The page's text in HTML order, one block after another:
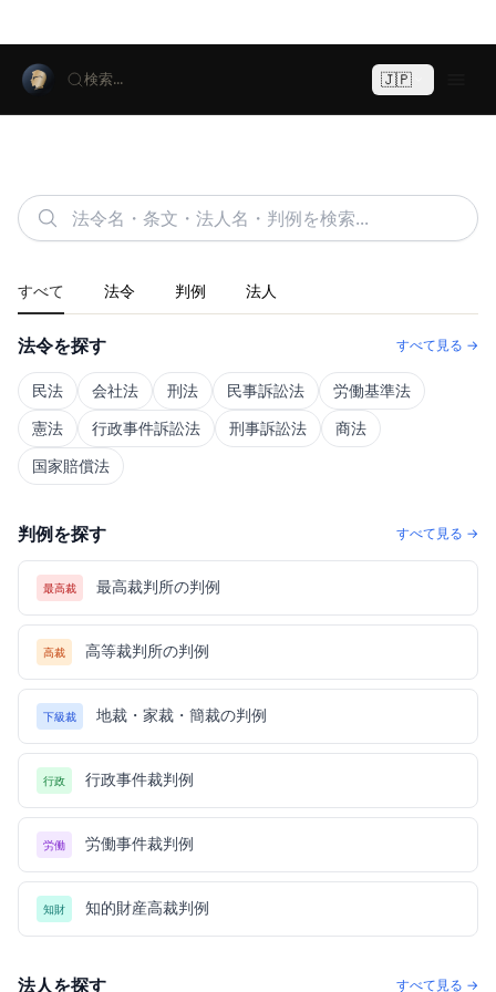
検索... 🇯🇵
すべて 法令 判例 法人
法令を探す すべて見る →
民法 会社法 刑法 民事訴訟法
労働基準法
憲法
行政事件訴訟法 刑事訴訟法
商法
国家賠償法
判例を探す すべて見る →
最高裁 最高裁判所の判例
高裁 高等裁判所の判例
下級裁 地裁・家裁・簡裁の判例
行政 行政事件裁判例
労働 労働事件裁判例
知財 知的財産高裁判例
法人を探す すべて見る →